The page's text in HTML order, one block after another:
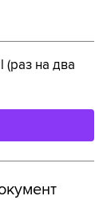
(раз на два